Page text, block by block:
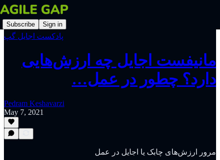
Subscribe Sign in
پادکست اجایل گپ
مانیفست اجایل چه ارزش‌هایی
دارد؟ چطور در عمل…
Pedram Keshavarzi
May 7, 2021
مرور ارزش‌های چابک یا اجایل در عمل